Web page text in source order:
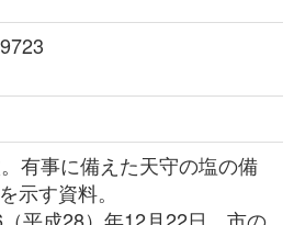
有事に備えた天守の塩の備
示す資料。